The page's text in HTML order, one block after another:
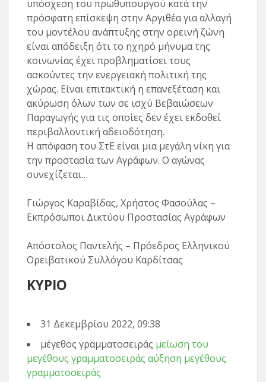
υπόσχεση του πρωθυπουργού κατά την
πρόσφατη επίσκεψη στην Αργιθέα για αλλαγή
του μοντέλου ανάπτυξης στην ορεινή ζώνη
είναι απόδειξη ότι το ηχηρό μήνυμα της
κοινωνίας έχει προβληματίσει τους
ασκούντες την ενεργειακή πολιτική της
χώρας. Είναι επιτακτική η επανεξέταση και
ακύρωση όλων των σε ισχύ Βεβαιώσεων
Παραγωγής για τις οποίες δεν έχει εκδοθεί
περιβαλλοντική αδειοδότηση.
Η απόφαση του ΣτΕ είναι μια μεγάλη νίκη για
την προστασία των Αγράφων. Ο αγώνας
συνεχίζεται…
Γιώργος Καραβίδας, Χρήστος Φασούλας –
Εκπρόσωποι Δικτύου Προστασίας Αγράφων
Απόστολος Παντελής – Πρόεδρος Ελληνικού
Ορειβατικού Συλλόγου Καρδίτσας
ΚΥΡΙΟ
31 Δεκεμβρίου 2022, 09:38
μέγεθος γραμματοσειράς μείωση του
μεγέθους γραμματοσειράς αύξηση μεγέθους
γραμματοσειράς